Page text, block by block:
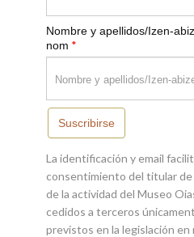
Nombre y apellidos/Izen-
nom *
Suscribirse
La identificación y email
consentimiento del titular
de la actividad del Museo
cedidos a terceros
previstos en la legislación